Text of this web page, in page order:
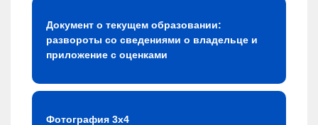
Документ о текущем образовании:
развороты со сведениями о владельце и
приложение с оценками
Фотография 3х4